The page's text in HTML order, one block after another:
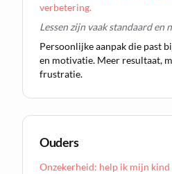
verbetering.
Lessen zijn vaak standaard en
Persoonlijke aanpak die past
en motivatie. Meer resultaat,
frustratie.
Ouders
Onzekerheid: help ik mijn